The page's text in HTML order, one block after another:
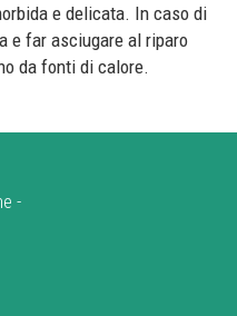
e delicata. In caso di
e far asciugare al riparo
da fonti di calore.
-